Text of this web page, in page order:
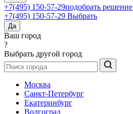
+7(495) 150-57-29подобрать решение
+7(495) 150-57-29 Выбрать
Да
Ваш город
?
Выбрать другой город
Москва
Санкт-Петербург
Екатеринбург
Волгоград